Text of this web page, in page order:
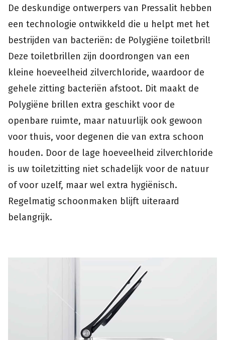
De deskundige ontwerpers van Pressalit hebben
een technologie ontwikkeld die u helpt met het
bestrijden van bacteriën: de Polygiëne toiletbril!
Deze toiletbrillen zijn doordrongen van een
kleine hoeveelheid zilverchloride, waardoor de
gehele zitting bacteriën afstoot. Dit maakt de
Polygiëne brillen extra geschikt voor de
openbare ruimte, maar natuurlijk ook gewoon
voor thuis, voor degenen die van extra schoon
houden. Door de lage hoeveelheid zilverchloride
is uw toiletzitting niet schadelijk voor de natuur
of voor uzelf, maar wel extra hygiënisch.
Regelmatig schoonmaken blijft uiteraard
belangrijk.